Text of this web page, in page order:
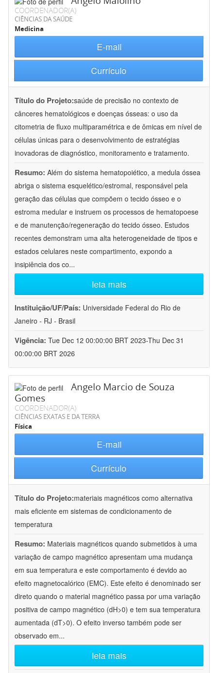
COORDENADOR(A)
CIÊNCIAS DA SAÚDE
Medicina
E-mail
Currículo
Título do Projeto:saúde de precisão no contexto de
cânceres hematológicos e doenças ósseas: o uso da
citometria de fluxo multiparamétrica e de ômicas em nível de
células únicas para o desenvolvimento de estratégias
inovadoras de diagnóstico, monitoramento e tratamento.
Resumo: Além do sistema hematopoiético, a medula óssea
abriga o sistema esquelético/estromal, responsável pela
geração das células que compõem o tecido ósseo e o
estroma medular e instruem os processos de hematopoese
e de manutenção/regeneração do tecido ósseo. Estudos
recentes demonstram uma alta heterogeneidade de tipos e
estados celulares neste compartimento, expondo a
insipiência dos co...
leia mais
Instituição/UF/País: Universidade Federal do Rio de
Janeiro - RJ - Brasil
Vigência: Tue Dec 12 00:00:00 BRT 2023-Thu Dec 31
00:00:00 BRT 2026
Angelo Marcio de Souza
Gomes
COORDENADOR(A)
CIÊNCIAS EXATAS E DA TERRA
Física
E-mail
Currículo
Título do Projeto:materiais magnéticos como alternativa
mais eficiente em sistemas de condicionamento de
temperatura
Resumo: Materiais magnéticos quando submetidos à uma
variação de campo magnético apresentam uma mudança
em sua temperatura e este comportamento é devido ao
efeito magnetocalórico (EMC). Este efeito é denominado ser
direto quando o material magnético passa por uma variação
positiva de campo magnético (dH>0) e tem sua temperatura
aumentada (dT>0). O efeito inverso também pode ser
observado em...
leia mais